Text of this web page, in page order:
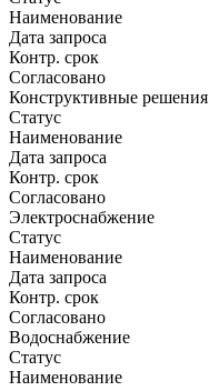
Наименование
Дата запроса
Контр. срок
Согласовано
Конструктивные решения
Статус
Наименование
Дата запроса
Контр. срок
Согласовано
Электроснабжение
Статус
Наименование
Дата запроса
Контр. срок
Согласовано
Водоснабжение
Статус
Наименование